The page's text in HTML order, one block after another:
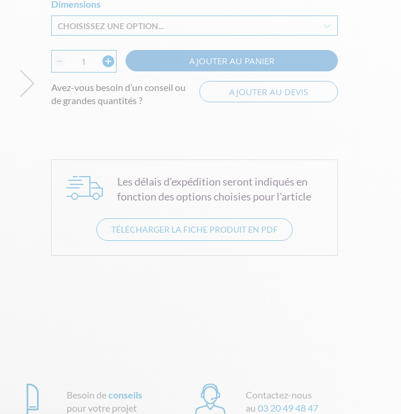
Dimensions
CHOISISSEZ UNE OPTION...
AJOUTER AU PANIER
Avez-vous besoin d’un conseil ou
de grandes quantités ?
AJOUTER AU DEVIS
Les délais d'expédition seront indiqués en
fonction des options choisies pour l'article
TÉLÉCHARGER LA FICHE PRODUIT EN PDF
Besoin deconseils
pour votre projet
Contactez-nous
au 03 20 49 48 47